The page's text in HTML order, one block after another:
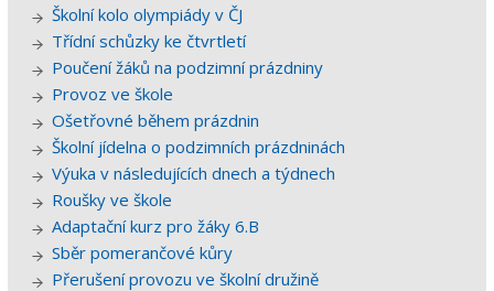
Školní kolo olympiády v ČJ
Třídní schůzky ke čtvrtletí
Poučení žáků na podzimní prázdniny
Provoz ve škole
Ošetřovné během prázdnin
Školní jídelna o podzimních prázdninách
Výuka v následujících dnech a týdnech
Roušky ve škole
Adaptační kurz pro žáky 6.B
Sběr pomerančové kůry
Přerušení provozu ve školní družině